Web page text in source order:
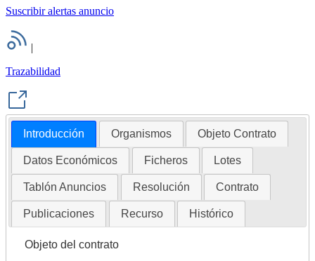
Suscribir alertas anuncio
|
Trazabilidad
Introducción Organismos Objeto Contrato
Datos Económicos Ficheros Lotes
Tablón Anuncios Resolución Contrato
Publicaciones Recurso Histórico
Objeto del contrato